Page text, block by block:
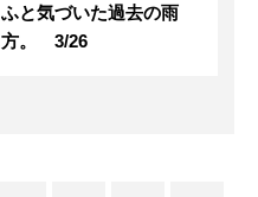
ふと気づいた過去の雨
方。 3/26